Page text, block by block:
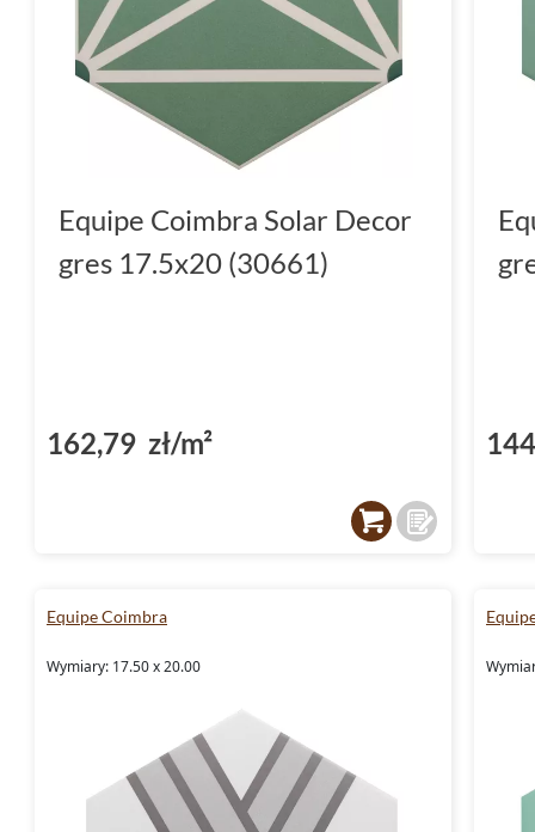
Equipe Coimbra Solar Decor
gres 17.5x20 (30661)
162,79 zł/m²
Equipe Coimbra
Wymiary: 17.50 x 20.00